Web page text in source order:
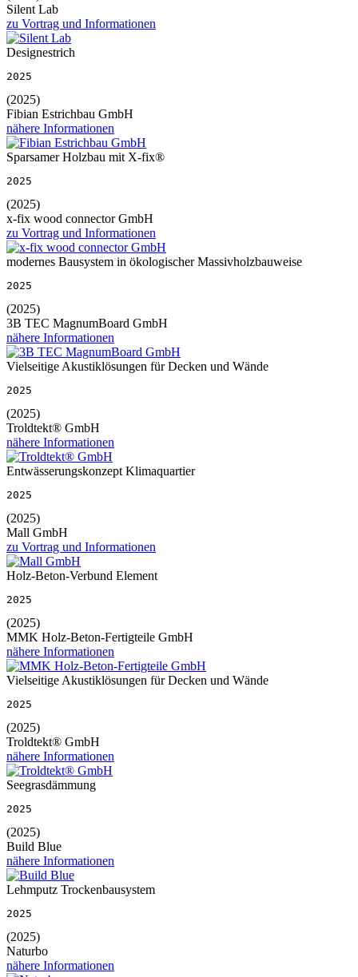
Silent Lab
zu Vortrag und Informationen
Designestrich
2025
(2025)
Fibian Estrichbau GmbH
nähere Informationen
Sparsamer Holzbau mit X-fix®
2025
(2025)
x-fix wood connector GmbH
zu Vortrag und Informationen
modernes Bausystem in ökologischer Massivholzbauweise
2025
(2025)
3B TEC MagnumBoard GmbH
nähere Informationen
Vielseitige Akustiklösungen für Decken und Wände
2025
(2025)
Troldtekt® GmbH
nähere Informationen
Entwässerungskonzept Klimaquartier
2025
(2025)
Mall GmbH
zu Vortrag und Informationen
Holz-Beton-Verbund Element
2025
(2025)
MMK Holz-Beton-Fertigteile GmbH
nähere Informationen
Vielseitige Akustiklösungen für Decken und Wände
2025
(2025)
Troldtekt® GmbH
nähere Informationen
Seegrasdämmung
2025
(2025)
Build Blue
nähere Informationen
Lehmputz Trockenbausystem
2025
(2025)
Naturbo
nähere Informationen